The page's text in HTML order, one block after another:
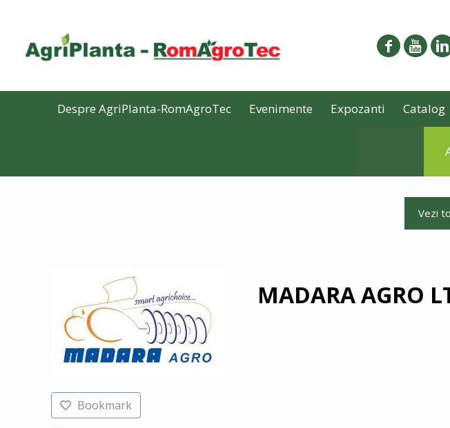
Despre AgriPlanta-RomAgroTec Evenimente Expozanti Catalog
Vezi
MADARA AGRO
Bookmark